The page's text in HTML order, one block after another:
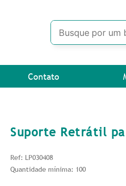
Contato
Suporte Retrátil
Ref: LP030408
Quantidade mínima: 100